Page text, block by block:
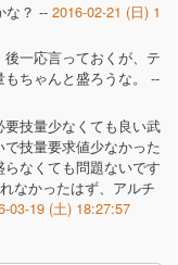
な？ -- 2016-02-21 (日) 1
一応言っておくが、テ
ちゃんと盛ろうな。 --
技量少なくても良い武
技量要求値少なかった
なくても問題ないです
なかったはず、アルチ
03-19 (土) 18:27:57